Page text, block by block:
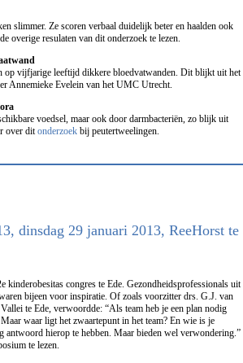
slimmer. Ze scoren verbaal duidelijk beter en haalden ook
overige resulaten van dit onderzoek te lezen.
op vijfjarige leeftijd dikkere bloedvatwanden. Dit blijkt uit het
Annemieke Evelein van het UMC Utrecht.
voedsel, maar ook door darmbacteriën, zo blijk uit
over ditonderzoek bij peutertweelingen.
dinsdag 29 januari 2013, ReeHorst te
kinderobesitas congres te Ede. Gezondheidsprofessionals uit
bijeen voor inspiratie. Of zoals voorzitter drs. G.J. van
te Ede, verwoordde: “Als team heb je een plan nodig
waar ligt het zwaartepunt in het team? En wie is je
antwoord hierop te hebben. Maar bieden wel verwondering.”
te lezen.